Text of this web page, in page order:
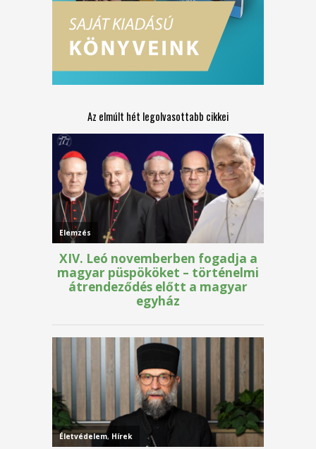
Az elmúlt hét legolvasottabb cikkei